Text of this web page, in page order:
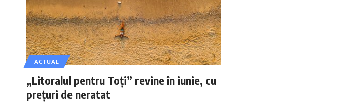
ACTUAL
„Litoralul pentru Toți” revine în iunie, cu
prețuri de neratat